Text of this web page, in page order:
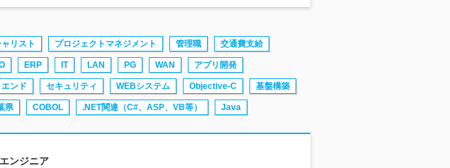
リスト プロジェクトマネジメント 管理職 交通費支給
ERP IT LAN PG WAN アプリ開発
ンド セキュリティ WEBシステム Objective-C 基盤構築
県 COBOL .NET関連（C#、ASP、VB等） Java
ンジニア